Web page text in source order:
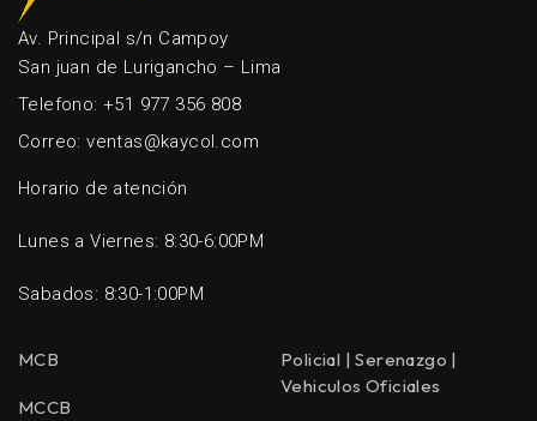
Av. Principal s/n Campoy
San juan de Lurigancho – Lima
Telefono: +51 977 356 808
Correo: ventas@kaycol.com
Horario de atención
Lunes a Viernes: 8:30-6:00PM
Sabados: 8:30-1:00PM
MCB
MCCB
Policial | Serenazgo |
Vehiculos Oficiales